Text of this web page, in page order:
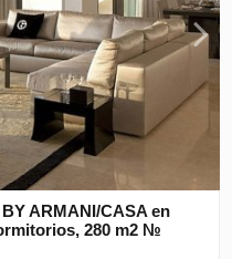
ARMANI/CASA en
280 m2 №